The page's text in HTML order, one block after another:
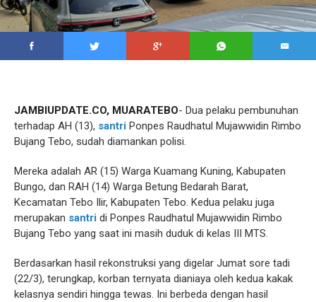
JAMBIUPDATE.CO, MUARATEBO- Dua pelaku pembunuhan
terhadap AH (13), santri Ponpes Raudhatul Mujawwidin Rimbo
Bujang Tebo, sudah diamankan polisi.
Mereka adalah AR (15) Warga Kuamang Kuning, Kabupaten
Bungo, dan RAH (14) Warga Betung Bedarah Barat,
Kecamatan Tebo Ilir, Kabupaten Tebo. Kedua pelaku juga
merupakan santri di Ponpes Raudhatul Mujawwidin Rimbo
Bujang Tebo yang saat ini masih duduk di kelas III MTS.
Berdasarkan hasil rekonstruksi yang digelar Jumat sore tadi
(22/3), terungkap, korban ternyata dianiaya oleh kedua kakak
kelasnya sendiri hingga tewas. Ini berbeda dengan hasil